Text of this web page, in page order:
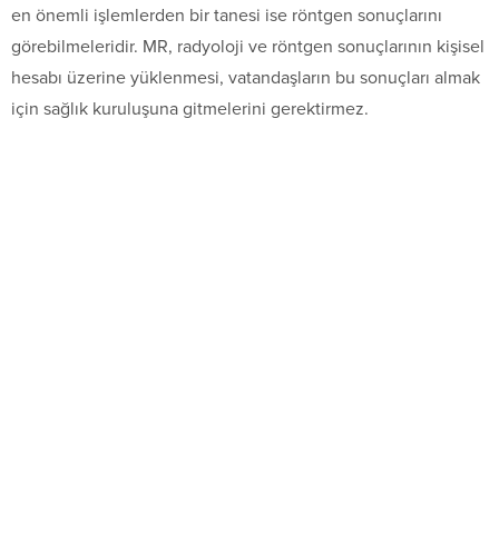
en önemli işlemlerden bir tanesi ise röntgen sonuçlarını
görebilmeleridir. MR, radyoloji ve röntgen sonuçlarının kişisel
hesabı üzerine yüklenmesi, vatandaşların bu sonuçları almak
için sağlık kuruluşuna gitmelerini gerektirmez.